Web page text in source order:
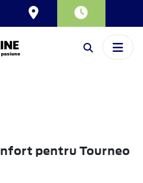
pentru Tourneo